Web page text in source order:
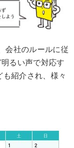
会社のルールに従
るい声で対応す
紹介され、様々